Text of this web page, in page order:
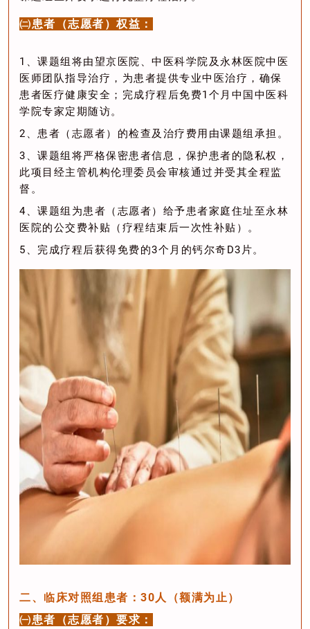
㈡患者（志愿者）权益：
1、课题组将由望京医院、中医科学院及永林医院中医
医师团队指导治疗，为患者提供专业中医治疗，确保
患者医疗健康安全；完成疗程后免费1个月中国中医科
学院专家定期随访。
2、患者（志愿者）的检查及治疗费用由课题组承担。
3、课题组将严格保密患者信息，保护患者的隐私权，
此项目经主管机构伦理委员会审核通过并受其全程监
督。
4、课题组为患者（志愿者）给予患者家庭住址至永林
医院的公交费补贴（疗程结束后一次性补贴）。
5、完成疗程后获得免费的3个月的钙尔奇D3片。
二、临床对照组患者：30人（额满为止）
㈠患者（志愿者）要求：